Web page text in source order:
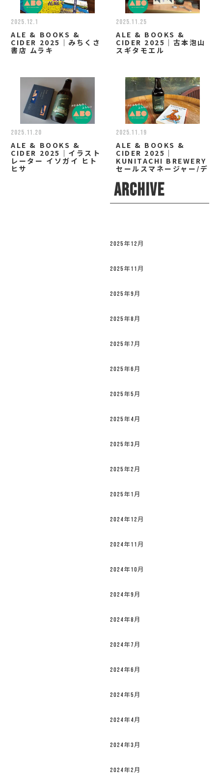
2025.12.1
ALE & BOOKS &
CIDER 2025｜みちくさ
書店 ムラキ
2025.11.25
ALE & BOOKS &
CIDER 2025｜古本泡山
スギタモエル
2025.11.20
ALE & BOOKS &
CIDER 2025｜イラスト
レーター イソガイ ヒト
ヒサ
2025.11.19
ALE & BOOKS &
CIDER 2025｜
KUNITACHI BREWERY
セールスマネージャー/デ
ARCHIVE
2025年12月
2025年11月
2025年9月
2025年8月
2025年7月
2025年6月
2025年5月
2025年4月
2025年3月
2025年2月
2025年1月
2024年12月
2024年11月
2024年10月
2024年9月
2024年8月
2024年7月
2024年6月
2024年5月
2024年4月
2024年3月
2024年2月